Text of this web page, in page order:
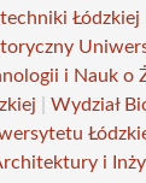
Łódzkiej
i Nauk o
Wydział
i